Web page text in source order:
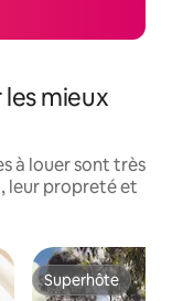
mieux
à louer sont très
leur propreté et
Superhôte
Superhôte